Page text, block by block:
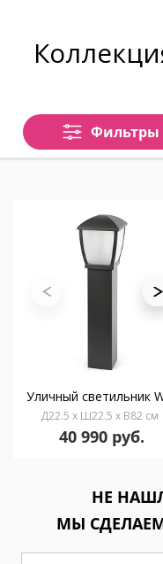
Фильтры
Д22.5 x Ш22.5 x В82 см
40 990 руб.
НЕ
МЫ